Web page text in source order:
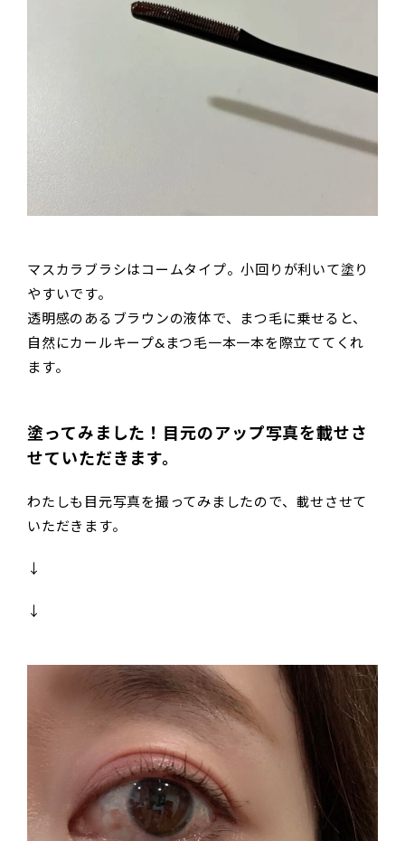
マスカラブラシはコームタイプ。小回りが利いて塗り
やすいです。
透明感のあるブラウンの液体で、まつ毛に乗せると、
自然にカールキープ&まつ毛一本一本を際立ててくれ
ます。
塗ってみました！目元のアップ写真を載せさ
せていただきます。
わたしも目元写真を撮ってみましたので、載せさせて
いただきます。
↓
↓